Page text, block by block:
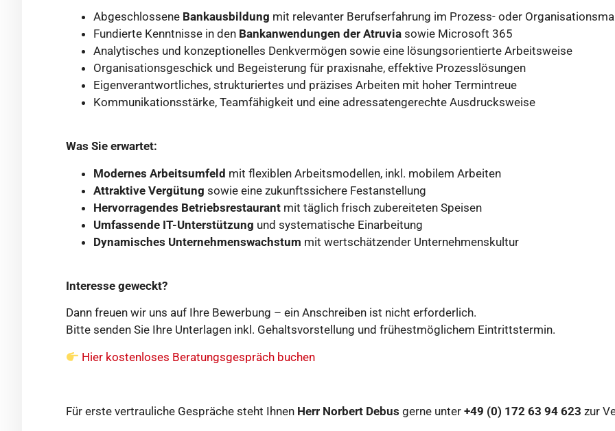
Abgeschlossene Bankausbildung mit relevanter Berufserfahrung im Prozess- oder
Fundierte Kenntnisse in den Bankanwendungen der Atruvia sowie Microsoft 365
Analytisches und konzeptionelles Denkvermögen sowie eine lösungsorientierte Arbeitsweise
Organisationsgeschick und Begeisterung für praxisnahe, effektive Prozesslösungen
Eigenverantwortliches, strukturiertes und präzises Arbeiten mit hoher Termintreue
Kommunikationsstärke, Teamfähigkeit und eine adressatengerechte Ausdrucksweise
Was Sie erwartet:
Modernes Arbeitsumfeld mit flexiblen Arbeitsmodellen, inkl. mobilem Arbeiten
Attraktive Vergütung sowie eine zukunftssichere Festanstellung
Hervorragendes Betriebsrestaurant mit täglich frisch zubereiteten Speisen
Umfassende IT-Unterstützung und systematische Einarbeitung
Dynamisches Unternehmenswachstum mit wertschätzender Unternehmenskultur
Interesse geweckt?
Dann freuen wir uns auf Ihre Bewerbung – ein Anschreiben ist nicht erforderlich.
Bitte senden Sie Ihre Unterlagen inkl. Gehaltsvorstellung und frühestmöglichem Eintrittstermin.
Hier kostenloses Beratungsgespräch buchen
Für erste vertrauliche Gespräche steht Ihnen Herr Norbert Debus gerne unter +49 (0) 172 63 94 623 zur